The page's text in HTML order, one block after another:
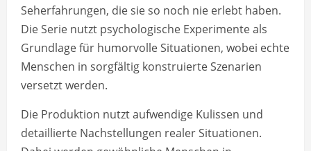
Seherfahrungen, die sie so noch nie erlebt haben.
Die Serie nutzt psychologische Experimente als
Grundlage für humorvolle Situationen, wobei echte
Menschen in sorgfältig konstruierte Szenarien
versetzt werden.
Die Produktion nutzt aufwendige Kulissen und
detaillierte Nachstellungen realer Situationen.